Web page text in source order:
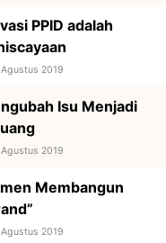
PPID adalah
2019
Isu Menjadi
2019
Membangun
2019